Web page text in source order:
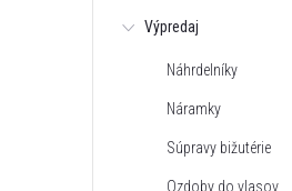
Výpredaj
Náhrdelníky
Náramky
Súpravy bižutérie
Ozdoby do vlasov